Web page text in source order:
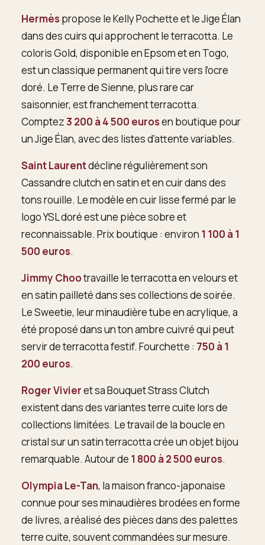
Hermès propose le Kelly Pochette et le Jige Élan
dans des cuirs qui approchent le terracotta. Le
coloris Gold, disponible en Epsom et en Togo,
est un classique permanent qui tire vers l’ocre
doré. Le Terre de Sienne, plus rare car
saisonnier, est franchement terracotta.
Comptez3 200 à 4 500 eurosen boutique pour
un Jige Élan, avec des listes d’attente variables.
Saint Laurentdécline régulièrement son
Cassandre clutch en satin et en cuir dans des
tons rouille. Le modèle en cuir lisse fermé par le
logo YSL doré est une pièce sobre et
reconnaissable. Prix boutique : environ 1 100 à 1
500 euros.
Jimmy Chootravaille le terracotta en velours et
en satin pailleté dans ses collections de soirée.
Le Sweetie, leur minaudière tube en acrylique, a
été proposé dans un ton ambre cuivré qui peut
servir de terracotta festif. Fourchette : 750 à 1
200 euros.
Roger Vivieret sa Bouquet Strass Clutch
existent dans des variantes terre cuite lors de
collections limitées. Le travail de la boucle en
cristal sur un satin terracotta crée un objet bijou
remarquable. Autour de 1 800 à 2 500 euros.
Olympia Le-Tan, la maison franco-japonaise
connue pour ses minaudières brodées en forme
de livres, a réalisé des pièces dans des palettes
terre cuite, souvent commandées sur mesure.